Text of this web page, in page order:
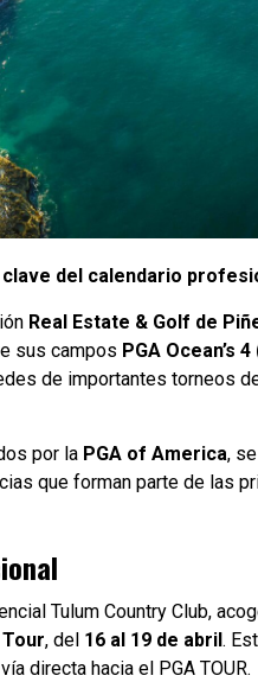
del calendario
Real Estate & Golf de
sus campos PGA Ocean’s
de importantes torneos
por la PGA of America,
que forman parte de las
Tulum Country Club,
, del 16 al 19 de abril.
directa hacia el PGA TOUR.